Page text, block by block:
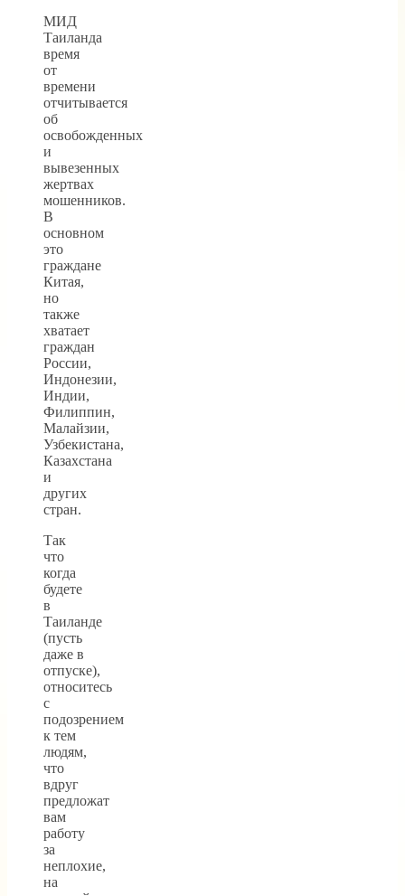
МИД
Таиланда
время
от
времени
отчитывается
об
освобожденных
и
вывезенных
жертвах
мошенников.
В
основном
это
граждане
Китая,
но
также
хватает
граждан
России,
Индонезии,
Индии,
Филиппин,
Малайзии,
Узбекистана,
Казахстана
и
других
стран.
Так
что
когда
будете
в
Таиланде
(пусть
даже в
отпуске),
относитесь
с
подозрением
к тем
людям,
что
вдруг
предложат
вам
работу
за
неплохие,
на